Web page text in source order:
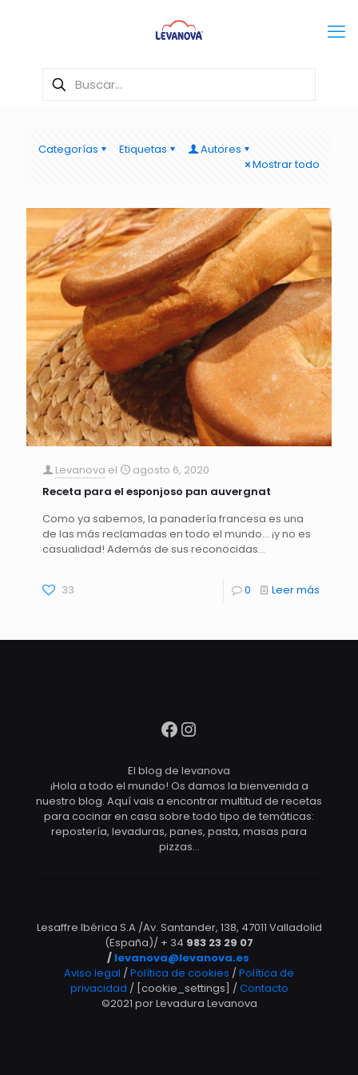
Categorías Etiquetas
Autores
Mostrar todo
Levanova el
agosto 6, 2020
Receta para el esponjoso pan auvergnat
Como ya sabemos, la panadería francesa es una
de las más reclamadas en todo el mundo… ¡y no es
casualidad! Además de sus reconocidas…
33 0 Leer más
Facebook
Instagram
El blog de levanova
¡Hola a todo el mundo! Os damos la bienvenida a
nuestro blog. Aquí vais a encontrar multitud de recetas
para cocinar en casa sobre todo tipo de temáticas:
repostería, levaduras, panes, pasta, masas para
pizzas…
Lesaffre Ibérica S.A /Av. Santander, 138, 47011 Valladolid
(España)/ + 34 983 23 29 07
/ levanova@levanova.es
Aviso legal / Política de cookies / Política de
privacidad / [cookie_settings] / Contacto
©2021 por Levadura Levanova